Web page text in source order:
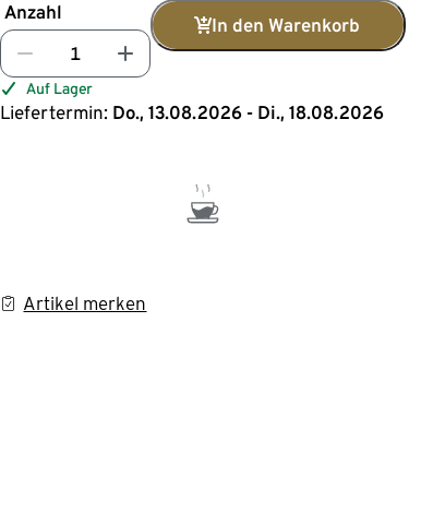
Anzahl
In den Warenkorb
Auf Lager
Liefertermin: Do., 13.08.2026 - Di., 18.08.2026
Artikel merken